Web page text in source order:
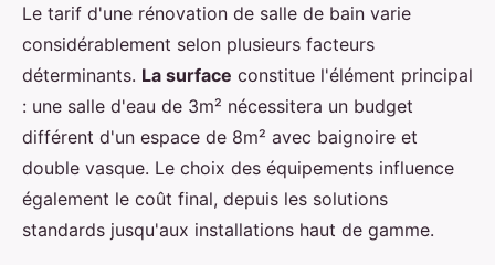
Le tarif d'une rénovation de salle de bain varie
considérablement selon plusieurs facteurs
déterminants. La surface constitue l'élément principal
: une salle d'eau de 3m² nécessitera un budget
différent d'un espace de 8m² avec baignoire et
double vasque. Le choix des équipements influence
également le coût final, depuis les solutions
standards jusqu'aux installations haut de gamme.